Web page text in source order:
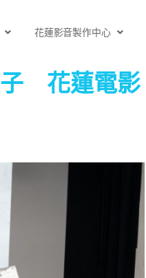
花蓮影音製作中心
子 花蓮電影